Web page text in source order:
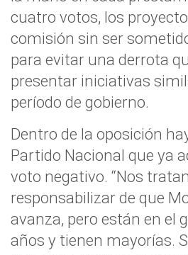
cuatro votos, los
comisión sin ser
para evitar una derrota
presentar iniciativas
período de gobierno.
Dentro de la oposición
Partido Nacional que ya
voto negativo. “Nos
responsabilizar de que
avanza, pero están en el
años y tienen mayorías.